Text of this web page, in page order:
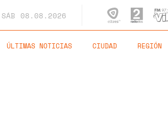
SÁB 08.08.2026
ÚLTIMAS NOTICIAS CIUDAD REGIÓN